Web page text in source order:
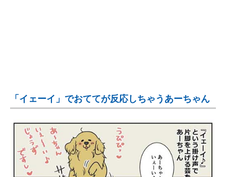
「イェーイ」でおててが反応しちゃうあーちゃん